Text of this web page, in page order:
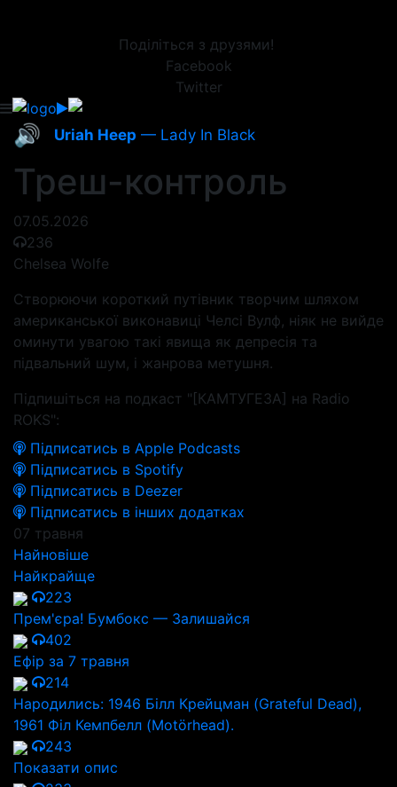
Поділіться з друзями!
Facebook
Twitter
🔊 Uriah Heep — Lady In Black
Треш-контроль
07.05.2026
236
Chelsea Wolfe
Створюючи короткий путівник творчим шляхом
американської виконавиці Челсі Вулф, ніяк не вийде
оминути увагою такі явища як депресія та
підвальний шум, і жанрова метушня.
Підпишіться на подкаст "[КАМТУГЕЗА] на Radio
ROKS":
Підписатись в Apple Podcasts
Підписатись в Spotify
Підписатись в Deezer
Підписатись в інших додатках
07 травня
Найновіше
Найкрайще
223
Прем'єра! Бумбокс — Залишайся
402
Ефір за 7 травня
214
Народились: 1946 Білл Крейцман (Grateful Dead),
1961 Філ Кемпбелл (Motörhead).
243
Показати опис